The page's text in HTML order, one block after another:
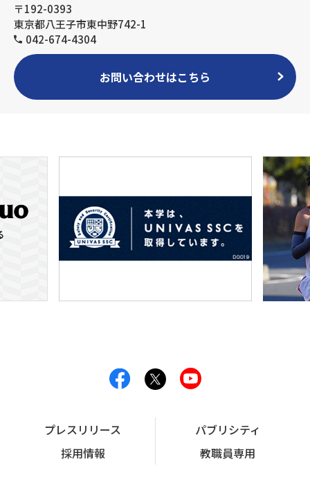
〒192-0393
東京都八王子市東中野742-1
042-674-4304
お問い合わせはこちら
プレスリリース
パブリシティ
採用情報
教職員専用